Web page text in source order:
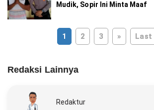
Mudik, Sopir Ini Minta Maaf
1 2 3 » Last
Redaksi Lainnya
Redaktur